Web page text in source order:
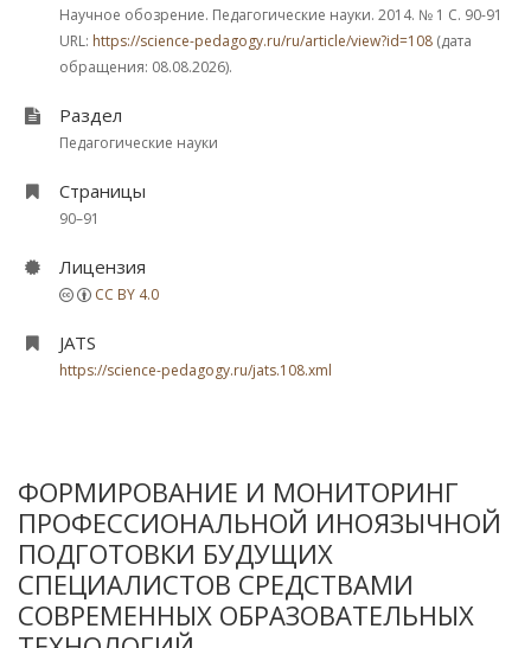
Научное обозрение. Педагогические науки. 2014. № 1 С. 90-91
URL: https://science-pedagogy.ru/ru/article/view?id=108 (дата
обращения: 08.08.2026).
Раздел
Педагогические науки
Страницы
90–91
Лицензия
CC BY 4.0
JATS
https://science-pedagogy.ru/jats.108.xml
ФОРМИРОВАНИЕ И МОНИТОРИНГ
ПРОФЕССИОНАЛЬНОЙ ИНОЯЗЫЧНОЙ
ПОДГОТОВКИ БУДУЩИХ
СПЕЦИАЛИСТОВ СРЕДСТВАМИ
СОВРЕМЕННЫХ ОБРАЗОВАТЕЛЬНЫХ